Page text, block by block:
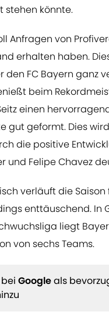
stehen könnte.
Anfragen von
erhalten haben.
den FC Bayern ganz
beim
einen
gut geformt. Dies
die positive
und Felipe Chavez
verläuft die Saison
enttäuschend. In
liegt
von sechs Teams.
Googleals